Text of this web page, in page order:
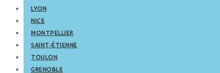
LYON
NICE
MONTPELLIER
SAINT-ÉTIENNE
TOULON
GRENOBLE